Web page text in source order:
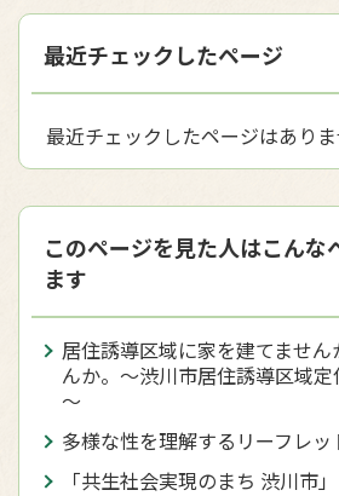
最近チェックしたページ
最近チェックしたページはありま
このページを見た人はこんな
ます
居住誘導区域に家を建てませ
んか。～渋川市居住誘導区域
～
多様な性を理解するリーフレ
「共生社会実現のまち 渋川市」